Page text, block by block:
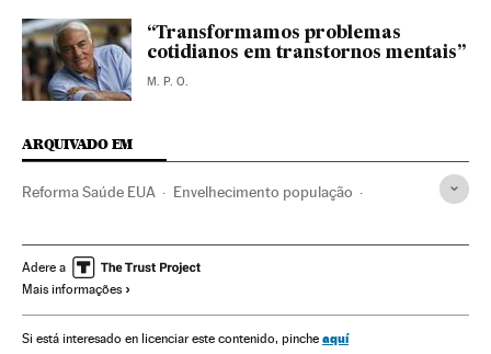
“Transformamos problemas
cotidianos em transtornos mentais”
M. P. O.
ARQUIVADO EM
Reforma Saúde EUA Envelhecimento população
Problemas demográficos
Indústria farmacêutica
Assistência sanitária Política sanitária Demografia
Adere a
Mais informações
Si está interesado en licenciar este contenido, pinche aquí